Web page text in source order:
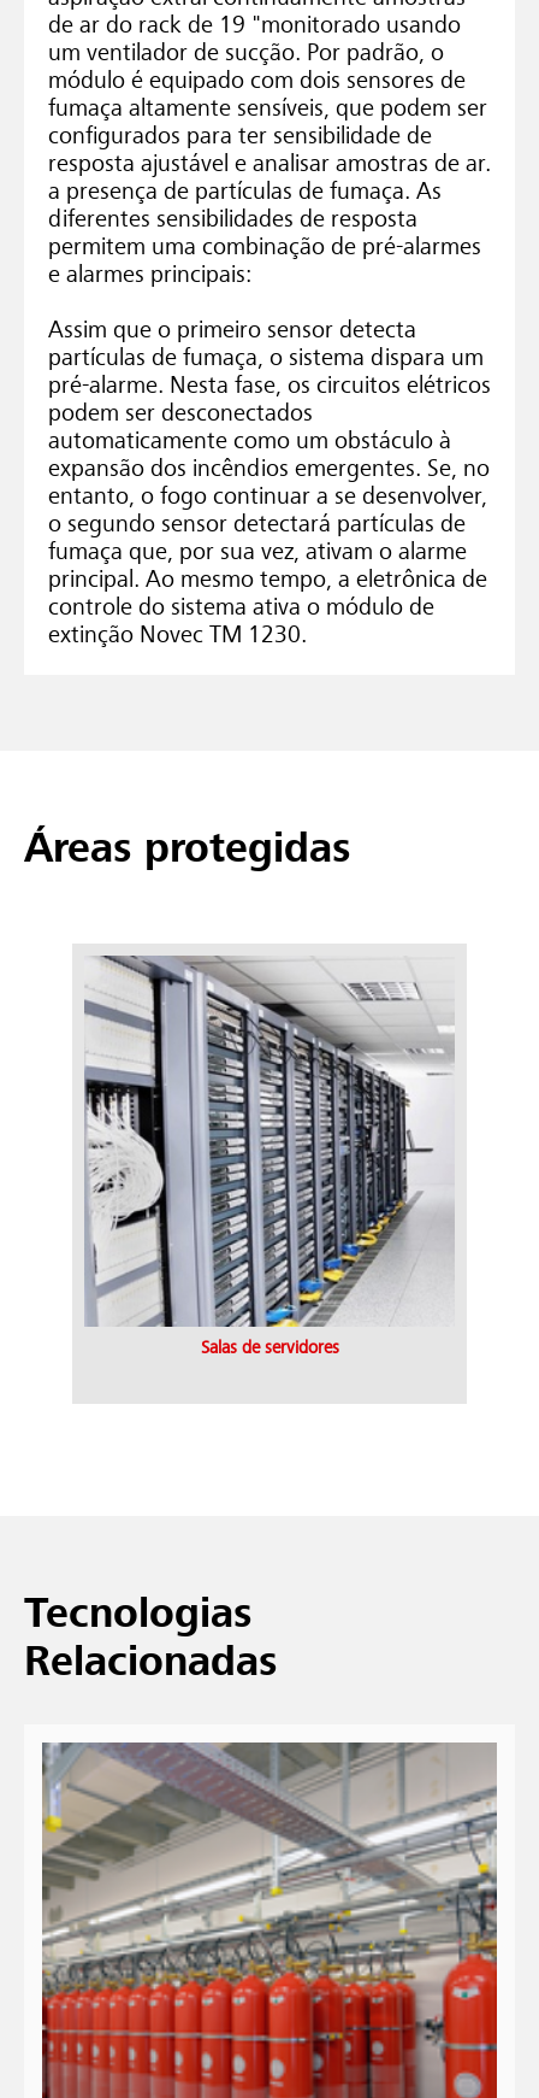
de ar do rack de 19 "monitorado usando
um ventilador de sucção. Por padrão, o
módulo é equipado com dois sensores de
fumaça altamente sensíveis, que podem ser
configurados para ter sensibilidade de
resposta ajustável e analisar amostras de ar.
a presença de partículas de fumaça. As
diferentes sensibilidades de resposta
permitem uma combinação de pré-alarmes
e alarmes principais:
Assim que o primeiro sensor detecta
partículas de fumaça, o sistema dispara um
pré-alarme. Nesta fase, os circuitos elétricos
podem ser desconectados
automaticamente como um obstáculo à
expansão dos incêndios emergentes. Se, no
entanto, o fogo continuar a se desenvolver,
o segundo sensor detectará partículas de
fumaça que, por sua vez, ativam o alarme
principal. Ao mesmo tempo, a eletrônica de
controle do sistema ativa o módulo de
extinção Novec TM 1230.
Áreas protegidas
Salas de servidores
Tecnologias
Relacionadas